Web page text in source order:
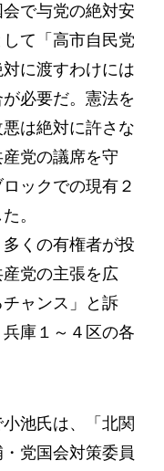
で与党の絶対安
て「高市自民党
に渡すわけには
必要だ。憲法を
は絶対に許さな
党の議席を守
ックでの現有２
。
くの有権者が投
党の主張を広
ャンス」と訴
庫１～４区の各
池氏は、「北関
党国会対策委員